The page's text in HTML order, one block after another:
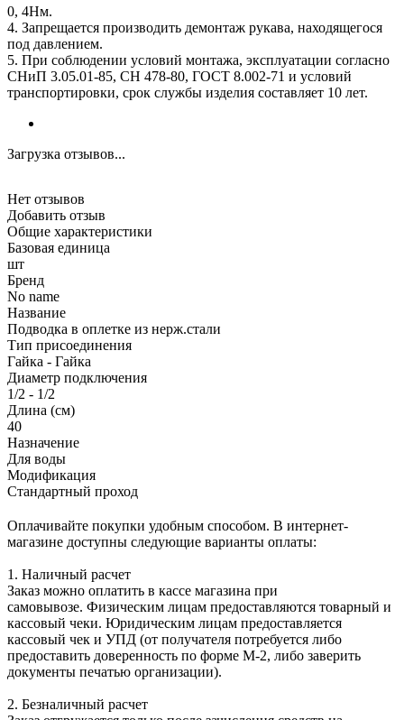
0, 4Нм.
4. Запрещается производить демонтаж рукава, находящегося
под давлением.
5. При соблюдении условий монтажа, эксплуатации согласно
СНиП 3.05.01-85, СН 478-80, ГОСТ 8.002-71 и условий
транспортировки, срок службы изделия составляет 10 лет.
Загрузка отзывов...
Нет отзывов
Добавить отзыв
Общие характеристики
Базовая единица
шт
Бренд
No name
Название
Подводка в оплетке из нерж.стали
Тип присоединения
Гайка - Гайка
Диаметр подключения
1/2 - 1/2
Длина (см)
40
Назначение
Для воды
Модификация
Стандартный проход
Оплачивайте покупки удобным способом. В интернет-
магазине доступны следующие варианты оплаты:
1. Наличный расчет
Заказ можно оплатить в кассе магазина при
самовывозе. Физическим лицам предоставляются товарный и
кассовый чеки. Юридическим лицам предоставляется
кассовый чек и УПД (от получателя потребуется либо
предоставить доверенность по форме М-2, либо заверить
документы печатью организации).
2. Безналичный расчет